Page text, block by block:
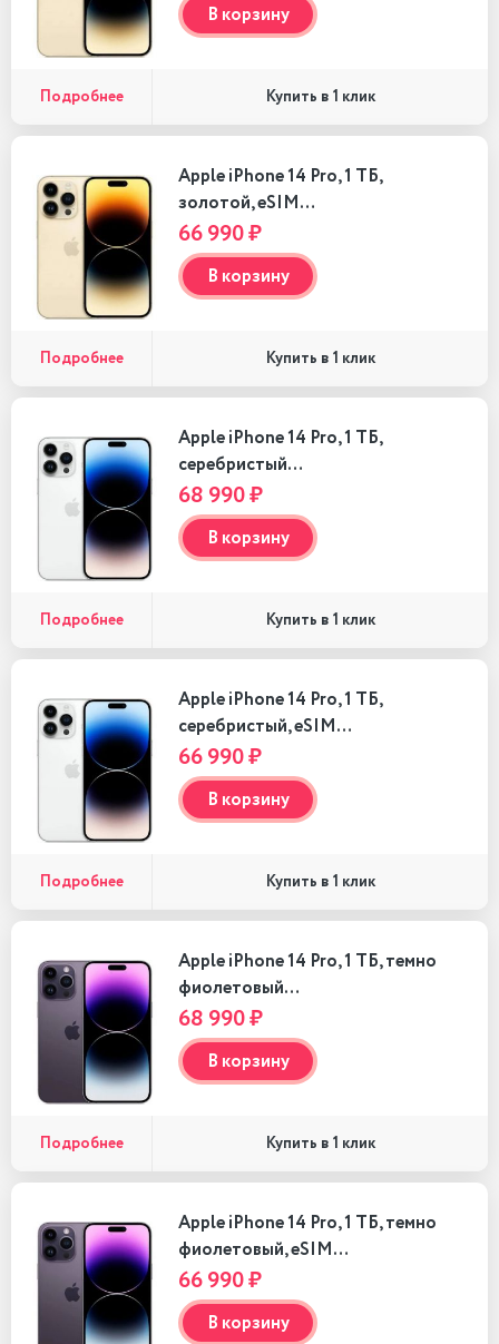
В корзину
Подробнее Купить в 1 клик
Apple iPhone 14 Pro, 1 ТБ,
золотой, eSIM…
66 990 ₽
В корзину
Подробнее Купить в 1 клик
Apple iPhone 14 Pro, 1 ТБ,
серебристый…
68 990 ₽
В корзину
Подробнее Купить в 1 клик
Apple iPhone 14 Pro, 1 ТБ,
серебристый, eSIM…
66 990 ₽
В корзину
Подробнее Купить в 1 клик
Apple iPhone 14 Pro, 1 ТБ, темно
фиолетовый…
68 990 ₽
В корзину
Подробнее Купить в 1 клик
Apple iPhone 14 Pro, 1 ТБ, темно
фиолетовый, eSIM…
66 990 ₽
В корзину